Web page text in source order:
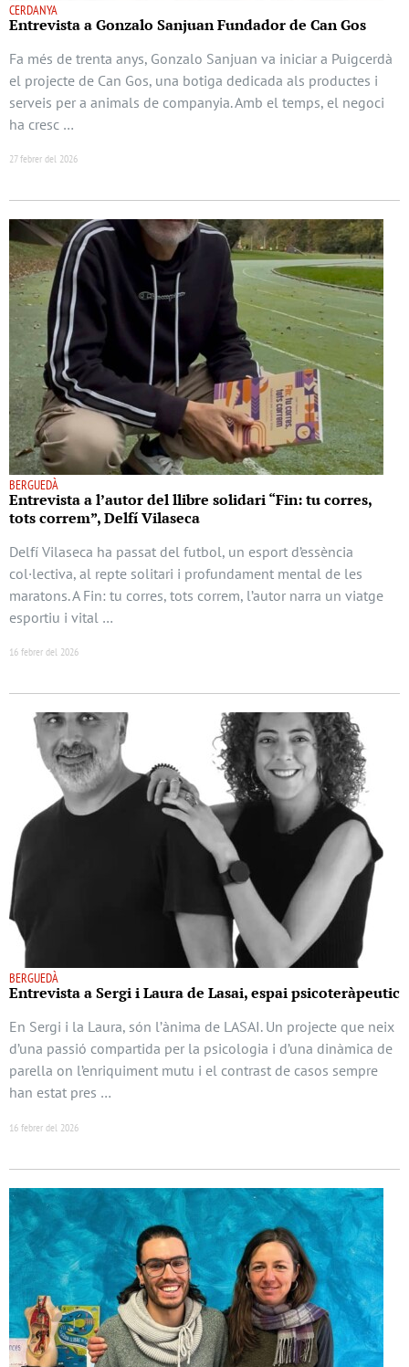
CERDANYA
Entrevista a Gonzalo Sanjuan Fundador de Can Gos
Fa més de trenta anys, Gonzalo Sanjuan va iniciar a Puigcerdà
el projecte de Can Gos, una botiga dedicada als productes i
serveis per a animals de companyia. Amb el temps, el negoci
ha cresc …
27 febrer del 2026
BERGUEDÀ
Entrevista a l’autor del llibre solidari “Fin: tu corres,
tots correm”, Delfí Vilaseca
Delfí Vilaseca ha passat del futbol, un esport d’essència
col·lectiva, al repte solitari i profundament mental de les
maratons. A Fin: tu corres, tots correm, l’autor narra un viatge
esportiu i vital …
16 febrer del 2026
BERGUEDÀ
Entrevista a Sergi i Laura de Lasai, espai psicoteràpeutic
En Sergi i la Laura, són l’ànima de LASAI. Un projecte que neix
d’una passió compartida per la psicologia i d’una dinàmica de
parella on l’enriquiment mutu i el contrast de casos sempre
han estat pres …
16 febrer del 2026